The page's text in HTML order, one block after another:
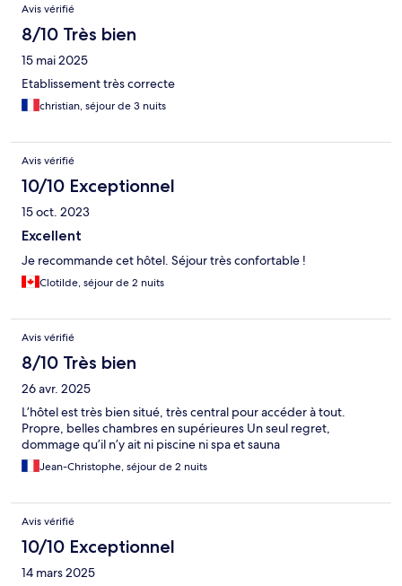
Avis vérifié
8/10 Très bien
15 mai 2025
Etablissement très correcte
christian, séjour de 3 nuits
Avis vérifié
10/10 Exceptionnel
15 oct. 2023
Excellent
Je recommande cet hôtel. Séjour très confortable !
Clotilde, séjour de 2 nuits
Avis vérifié
8/10 Très bien
26 avr. 2025
L’hôtel est très bien situé, très central pour accéder à tout.
Propre, belles chambres en supérieures Un seul regret,
dommage qu’il n’y ait ni piscine ni spa et sauna
Jean-Christophe, séjour de 2 nuits
Avis vérifié
10/10 Exceptionnel
14 mars 2025